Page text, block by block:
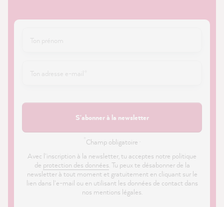
S'abonner à la newsletter
Champ obligatoire ·
Avec l'inscription à la newsletter, tu acceptes notre politique
de protection des données. Tu peux te désabonner de la
newsletter à tout moment et gratuitement en cliquant sur le
lien dans l'e-mail ou en utilisant les données de contact dans
nos mentions légales.